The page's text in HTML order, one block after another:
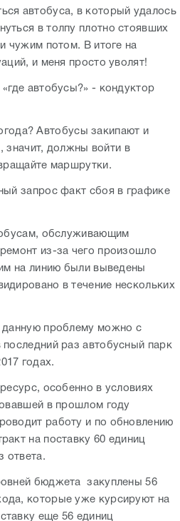
автобуса, в который удалось
в толпу плотно стоявших
чужим потом. В итоге на
и меня просто уволят!
автобусы?» - кондуктор
Автобусы закипают и
значит, должны войти в
маршрутки.
запрос факт сбоя в графике
обслуживающим
из-за чего произошло
на линию были выведены
в течение нескольких
данную проблему можно с
раз автобусный парк
годах.
особенно в условиях
в прошлом году
работу и по обновлению
на поставку 60 единиц
ответа.
бюджета закуплены 56
которые уже курсируют на
еще 56 единиц